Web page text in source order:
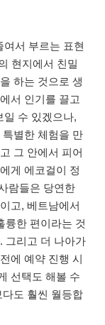
여서 부르는 표현
현지에서 친밀
하는 것으로 생
서 인기를 끌고
일 수 있겠으나,
별한 체험을 만
그 안에서 피어
게 에코걸이 정
람들은 당연한
고, 베트남에서
륭한 편이라는 것
그리고 더 나아가
에 예약 진행 시
선택도 해볼 수
도 훨씬 월등합